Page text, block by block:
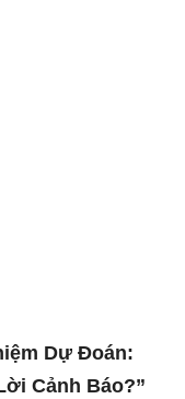
Dự Đoán:
Cảnh Báo?”